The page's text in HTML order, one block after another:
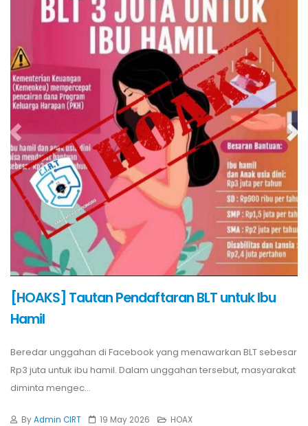
[HOAKS] Tautan Pendaftaran BLT untuk Ibu
Hamil
Beredar unggahan di Facebook yang menawarkan BLT sebesar
Rp3 juta untuk ibu hamil. Dalam unggahan tersebut, masyarakat
diminta mengec...
ByAdmin CIRT 19 May 2026 HOAX